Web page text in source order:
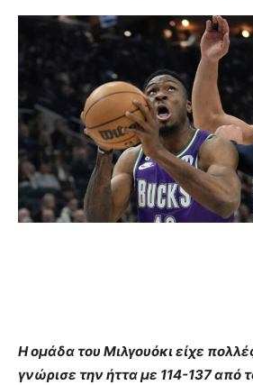
Η ομάδα του Μιλγουόκι είχε
γνώρισε την ήττα με 114-137 από